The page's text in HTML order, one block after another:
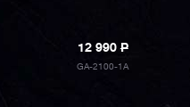
12 990P
GA-2100-1A